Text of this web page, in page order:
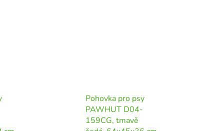
Pohovka pro psy
PAWHUT D04-
159CG, tmavě